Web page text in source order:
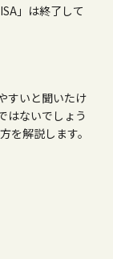
」は終了して
すいと聞いたけ
はないでしょう
を解説します。